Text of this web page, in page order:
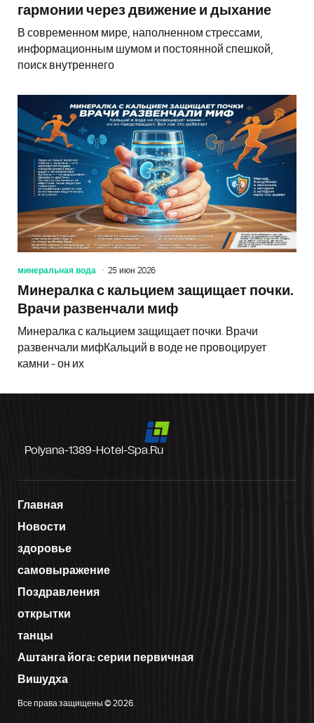
гармонии через движение и дыхание
В современном мире, наполненном стрессами,
информационным шумом и постоянной спешкой,
поиск внутреннего
минеральная вода 25 июн 2026
Минералка с кальцием защищает почки.
Врачи развенчали миф
Минералка с кальцием защищает почки. Врачи
развенчали мифКальций в воде не провоцирует
камни - он их
Polyana-1389-Hotel-Spa.ru
Главная
Новости
здоровье
самовыражение
Поздравления
открытки
танцы
Аштанга йога: серии первичная
Вишудха
Все права защищены © 2026.